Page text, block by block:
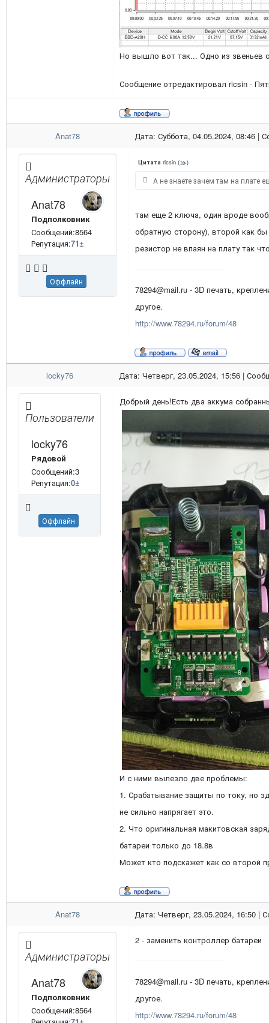
Но вышло вот так... Одно из звеньев
Сообщение отредактировал ricsin -
Anat78 Дата: Суббота, 04.05.2024, 08:46 |
Администраторы
Anat78
Подполковник
Сообщений:8564
Репутация:71±
Оффлайн
Цитата ricsin ( )
А не знаете зачем там на плате
там еще 2 ключа, один вроде
обратную сторону), второй как
резистор не впаян на плату так
78294@mail.ru - 3D печать,
другое.
http://www.78294.ru/forum/48
locky76 Дата: Четверг, 23.05.2024, 15:56 |
Пользователи
locky76
Рядовой
Сообщений:3
Репутация:0±
Оффлайн
Добрый день!Есть два аккума
.
И с ними вылезло две проблемы:
1. Срабатывание защиты по току, но
не сильно напрягает это.
2. Что оригинальная макитовская
батареи только до 18.8в
Может кто подскажет как со второй
Anat78 Дата: Четверг, 23.05.2024, 16:50 |
Администраторы
Anat78
Подполковник
Сообщений:8564
2 - заменить контроллер батареи
78294@mail.ru - 3D печать,
другое.
http://www.78294.ru/forum/48